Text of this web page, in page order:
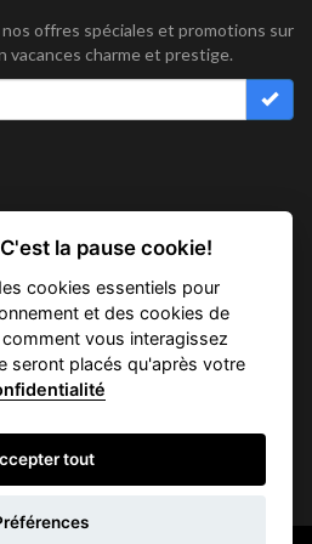
offres spéciales et promotions sur
charme et prestige.
East Drive #L-215. Aventura.
la pause cookie!
cookies essentiels pour
et des cookies de
vous interagissez
seront placés qu'après votre
tout